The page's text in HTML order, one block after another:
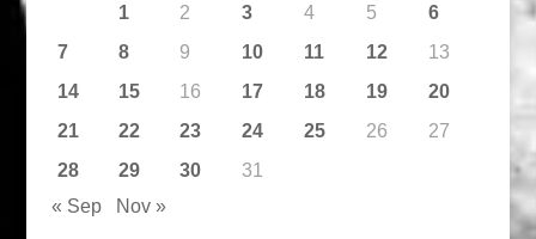
1
2 3 4 5
6
7
8 9 10 11 12
13
14
15 16 17 18 19
20
21
22 23 24 25 26
27
28
29 30
31
« Sep
Nov »